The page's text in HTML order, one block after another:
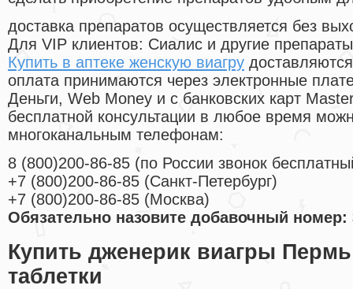
доставка препаратов осуществляется без
Для VIP клиентов: Сиалис и другие
Купить в аптеке женскую виагру
оплата принимаются через электронные
Деньги, Web Money и с банковских карт
бесплатной консультации в любое время
многоканальным телефонам:
8 (800)200-86-85 (по России звонок
+7 (800)200-86-85 (Санкт-Петербург)
+7 (800)200-86-85 (Москва)
Обязательно назовите добавочный номер:
Купить дженерик виагры
таблетки